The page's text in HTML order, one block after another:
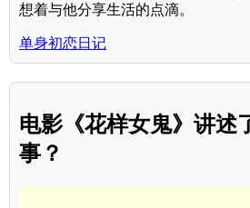
想着与他分享生活的点滴。
单身初恋日记
电影《花样女鬼》讲述
事？